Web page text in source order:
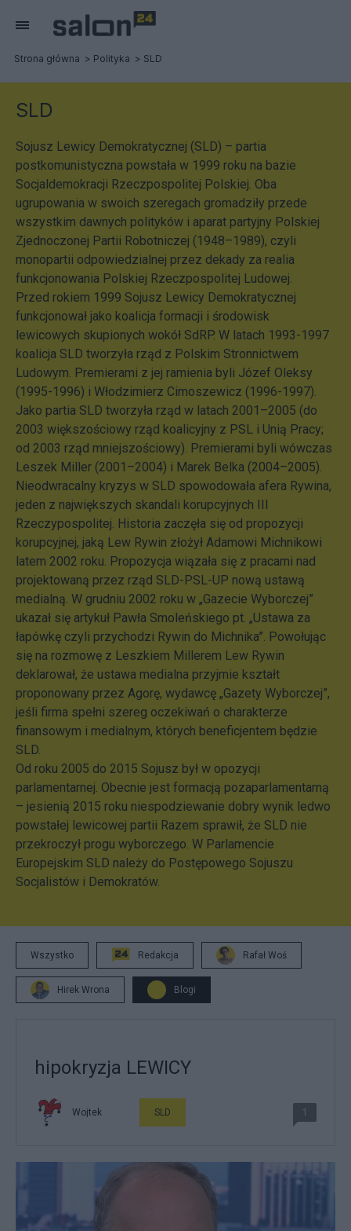
Strona główna Polityka SLD
SLD
Sojusz Lewicy Demokratycznej (SLD) – partia
postkomunistyczna powstała w 1999 roku na bazie
Socjaldemokracji Rzeczpospolitej Polskiej. Oba
ugrupowania w swoich szeregach gromadziły przede
wszystkim dawnych polityków i aparat partyjny Polskiej
Zjednoczonej Partii Robotniczej (1948–1989), czyli
monopartii odpowiedzialnej przez dekady za realia
funkcjonowania Polskiej Rzeczpospolitej Ludowej.
Przed rokiem 1999 Sojusz Lewicy Demokratycznej
funkcjonował jako koalicja formacji i środowisk
lewicowych skupionych wokół SdRP. W latach 1993-1997
koalicja SLD tworzyła rząd z Polskim Stronnictwem
Ludowym. Premierami z jej ramienia byli Józef Oleksy
(1995-1996) i Włodzimierz Cimoszewicz (1996-1997).
Jako partia SLD tworzyła rząd w latach 2001–2005 (do
2003 większościowy rząd koalicyjny z PSL i Unią Pracy;
od 2003 rząd mniejszościowy). Premierami byli wówczas
Leszek Miller (2001–2004) i Marek Belka (2004–2005).
Nieodwracalny kryzys w SLD spowodowała afera Rywina,
jeden z największych skandali korupcyjnych III
Rzeczypospolitej. Historia zaczęła się od propozycji
korupcyjnej, jaką Lew Rywin złożył Adamowi Michnikowi
latem 2002 roku. Propozycja wiązała się z pracami nad
projektowaną przez rząd SLD-PSL-UP nową ustawą
medialną. W grudniu 2002 roku w „Gazecie Wyborczej”
ukazał się artykuł Pawła Smoleńskiego pt. „Ustawa za
łapówkę czyli przychodzi Rywin do Michnika”. Powołując
się na rozmowę z Leszkiem Millerem Lew Rywin
deklarował, że ustawa medialna przyjmie kształt
proponowany przez Agorę, wydawcę „Gazety Wyborczej”,
jeśli firma spełni szereg oczekiwań o charakterze
finansowym i medialnym, których beneficjentem będzie
SLD.
Od roku 2005 do 2015 Sojusz był w opozycji
parlamentarnej. Obecnie jest formacją pozaparlamentarną
– jesienią 2015 roku niespodziewanie dobry wynik ledwo
powstałej lewicowej partii Razem sprawił, że SLD nie
przekroczył progu wyborczego. W Parlamencie
Europejskim SLD należy do Postępowego Sojuszu
Socjalistów i Demokratów.
Wszystko Redakcja Rafał Woś
Hirek Wrona Blogi
hipokryzja LEWICY
Wojtek SLD 1